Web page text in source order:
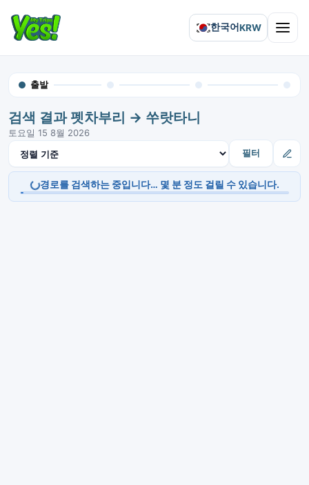
한국어KRW Open
출발
검색 결과 펫차부리 → 쑤랏타니
토요일 15 8월 2026
필터
결과 정렬
경로를 검색하는 중입니다… 몇 분 정도 걸릴 수 있습니다.